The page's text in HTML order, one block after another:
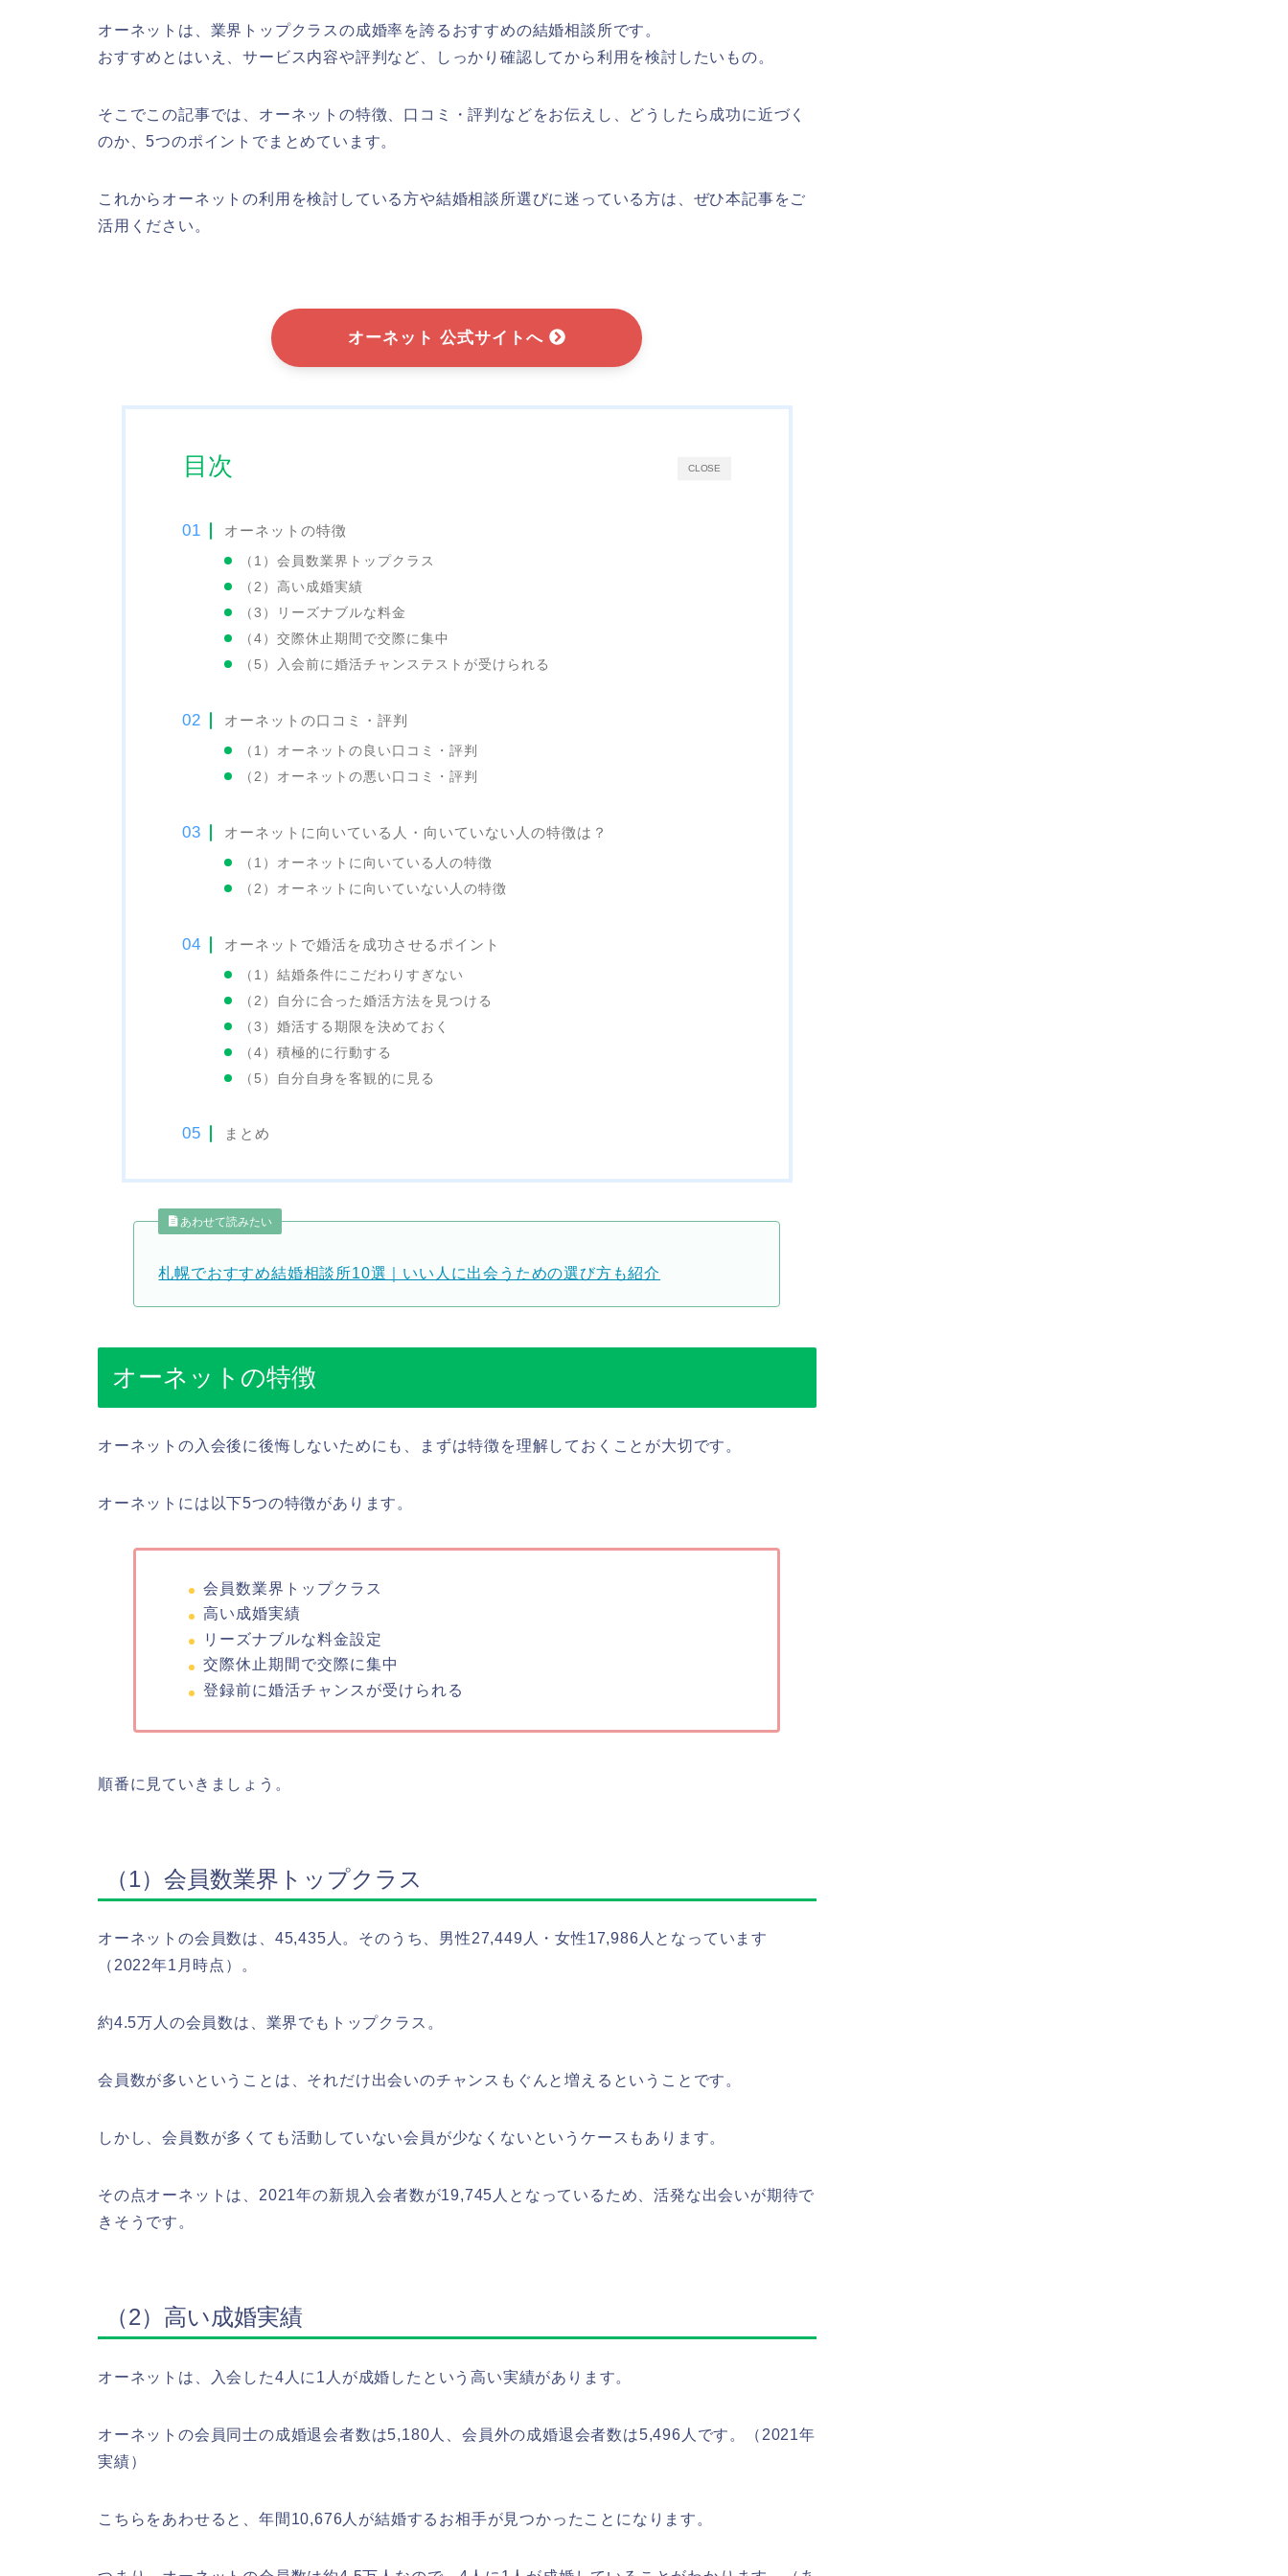
オーネットは、業界トップクラスの成婚率を誇るおすすめの結婚相談所です。
おすすめとはいえ、サービス内容や評判など、しっかり確認してから利用を検討したいもの。
そこでこの記事では、オーネットの特徴、口コミ・評判などをお伝えし、どうしたら成功に近づく
のか、5つのポイントでまとめています。
これからオーネットの利用を検討している方や結婚相談所選びに迷っている方は、ぜひ本記事をご
活用ください。
オーネット 公式サイトへ
CLOSE
目次
オーネットの特徴
（1）会員数業界トップクラス
（2）高い成婚実績
（3）リーズナブルな料金
（4）交際休止期間で交際に集中
（5）入会前に婚活チャンステストが受けられる
オーネットの口コミ・評判
（1）オーネットの良い口コミ・評判
（2）オーネットの悪い口コミ・評判
オーネットに向いている人・向いていない人の特徴は？
（1）オーネットに向いている人の特徴
（2）オーネットに向いていない人の特徴
オーネットで婚活を成功させるポイント
（1）結婚条件にこだわりすぎない
（2）自分に合った婚活方法を見つける
（3）婚活する期限を決めておく
（4）積極的に行動する
（5）自分自身を客観的に見る
まとめ
あわせて読みたい
札幌でおすすめ結婚相談所10選｜いい人に出会うための選び方も紹介
オーネットの特徴
オーネットの入会後に後悔しないためにも、まずは特徴を理解しておくことが大切です。
オーネットには以下5つの特徴があります。
会員数業界トップクラス
高い成婚実績
リーズナブルな料金設定
交際休止期間で交際に集中
登録前に婚活チャンスが受けられる
順番に見ていきましょう。
（1）会員数業界トップクラス
オーネットの会員数は、45,435人。そのうち、男性27,449人・女性17,986人となっています
（2022年1月時点）。
約4.5万人の会員数は、業界でもトップクラス。
会員数が多いということは、それだけ出会いのチャンスもぐんと増えるということです。
しかし、会員数が多くても活動していない会員が少なくないというケースもあります。
その点オーネットは、2021年の新規入会者数が19,745人となっているため、活発な出会いが期待で
きそうです。
（2）高い成婚実績
オーネットは、入会した4人に1人が成婚したという高い実績があります。
オーネットの会員同士の成婚退会者数は5,180人、会員外の成婚退会者数は5,496人です。（2021年
実績）
こちらをあわせると、年間10,676人が結婚するお相手が見つかったことになります。